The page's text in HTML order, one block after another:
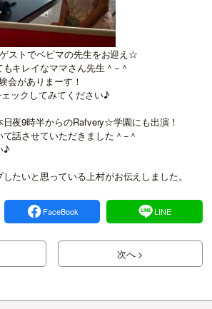
ストでベビマの先生をお迎え☆
キレイなママさん先生＾−＾
会がありまーす！
ックしてみてください♪
夜9時半からのRafvery☆学園にも出演！
話させていただきました＾−＾
♪
たいと思っている上村がお伝えしました。
FaceBook LINE
次へ >